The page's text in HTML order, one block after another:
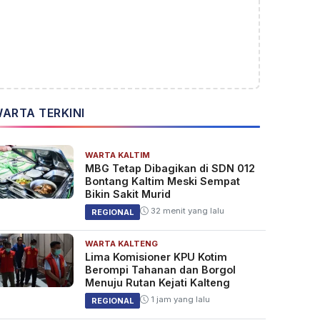
TERKINI
WARTA KALTIM
MBG Tetap Dibagikan di SDN 012
Bontang Kaltim Meski Sempat
Bikin Sakit Murid
REGIONAL 32 menit yang lalu
WARTA KALTENG
Lima Komisioner KPU Kotim
Berompi Tahanan dan Borgol
Menuju Rutan Kejati Kalteng
REGIONAL 1 jam yang lalu